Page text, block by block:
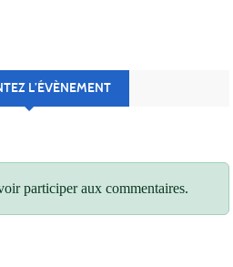
L’ÉVÈNEMENT
participer aux commentaires.